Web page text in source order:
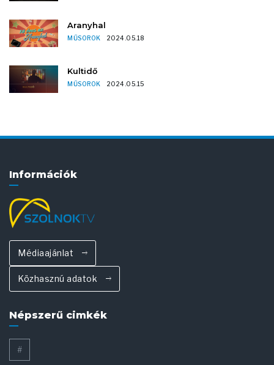
Aranyhal
MŰSOROK 2024.05.18
Kultidő
MŰSOROK 2024.05.15
Információk
Médiaajánlat
Közhasznú adatok
Népszerű cimkék
#